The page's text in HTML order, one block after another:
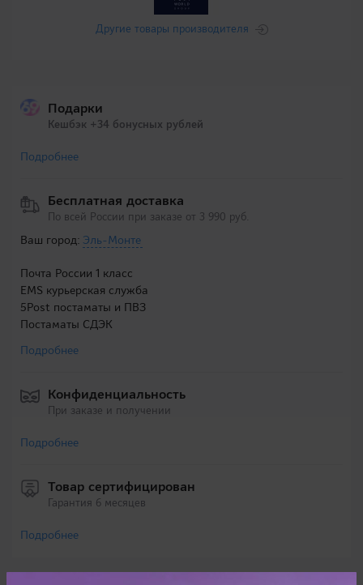
Другие товары производителя
Подарки
Кешбэк +34 бонусных рублей
Подробнее
Бесплатная доставка
По всей России при заказе от 3 990 руб.
Ваш город: Эль-Монте
Почта России 1 класс
EMS курьерская служба
5Post постаматы и ПВЗ
Постаматы СДЭК
Подробнее
Конфиденциальность
При заказе и получении
Подробнее
Товар сертифицирован
Гарантия 6 месяцев
Подробнее